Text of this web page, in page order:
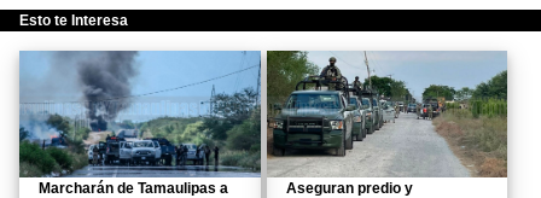
Esto te Interesa
Marcharán de Tamaulipas a
Aseguran predio y